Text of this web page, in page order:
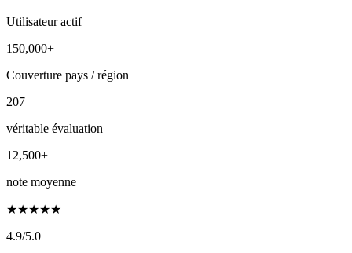
Utilisateur actif
150,000+
Couverture pays / région
207
véritable évaluation
12,500+
note moyenne
★★★★★
4.9/5.0